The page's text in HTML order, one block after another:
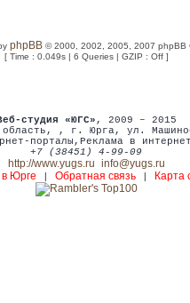
phpBB© 2000, 2002, 2005, 2007 phpBB
[ Time : 0.049s | 6 Queries | GZIP : Off ]
студия «ЮГС» , 2009 – 2015
область, , г. Юрга, ул.
порталы , Реклама в
+7 (38451) 4-99-09
http://www.yugs.ru info@yugs.ru
в Юрге
Обратная связь| Карта